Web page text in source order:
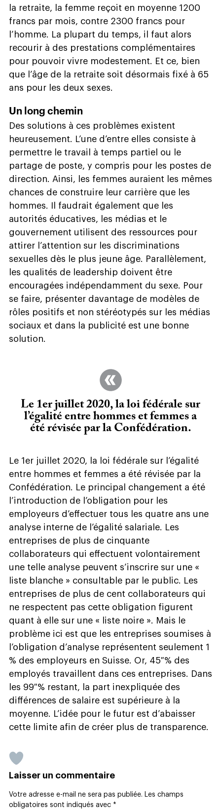
la retraite, la femme reçoit en moyenne 1200
francs par mois, contre 2300 francs pour
l’homme. La plupart du temps, il faut alors
recourir à des prestations complémentaires
pour pouvoir vivre modestement. Et ce, bien
que l’âge de la retraite soit désormais fixé à 65
ans pour les deux sexes.
Un long chemin
Des solutions à ces problèmes existent
heureusement. L’une d’entre elles consiste à
permettre le travail à temps partiel ou le
partage de poste, y compris pour les postes de
direction. Ainsi, les femmes auraient les mêmes
chances de construire leur carrière que les
hommes. Il faudrait également que les
autorités éducatives, les médias et le
gouvernement utilisent des ressources pour
attirer l’attention sur les discriminations
sexuelles dès le plus jeune âge. Parallèlement,
les qualités de leadership doivent être
encouragées indépendamment du sexe. Pour
se faire, présenter davantage de modèles de
rôles positifs et non stéréotypés sur les médias
sociaux et dans la publicité est une bonne
solution.
Le 1er juillet 2020, la loi fédérale sur
l’égalité entre hommes et femmes a
été révisée par la Confédération.
Le 1er juillet 2020, la loi fédérale sur l’égalité
entre hommes et femmes a été révisée par la
Confédération. Le principal changement a été
l’introduction de l’obligation pour les
employeurs d’effectuer tous les quatre ans une
analyse interne de l’égalité salariale. Les
entreprises de plus de cinquante
collaborateurs qui effectuent volontairement
une telle analyse peuvent s’inscrire sur une «
liste blanche » consultable par le public. Les
entreprises de plus de cent collaborateurs qui
ne respectent pas cette obligation figurent
quant à elle sur une « liste noire ». Mais le
problème ici est que les entreprises soumises à
l’obligation d’analyse représentent seulement 1
% des employeurs en Suisse. Or, 45 % des
employés travaillent dans ces entreprises. Dans
les 99 % restant, la part inexpliquée des
différences de salaire est supérieure à la
moyenne. L’idée pour le futur est d’abaisser
cette limite afin de créer plus de transparence.
Laisser un commentaire
Votre adresse e-mail ne sera pas publiée. Les champs
obligatoires sont indiqués avec *